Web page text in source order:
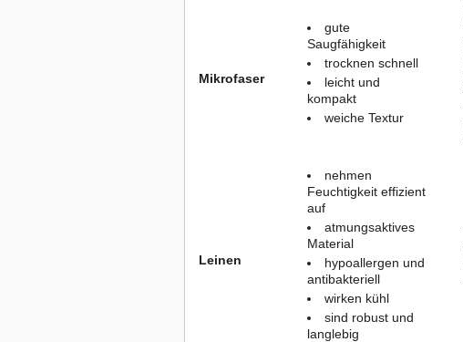
Mikrofaser
gute
Saugfähigkeit
trocknen schnell
leicht und
kompakt
weiche Textur
Leinen
nehmen
Feuchtigkeit effizient
auf
atmungsaktives
Material
hypoallergen und
antibakteriell
wirken kühl
sind robust und
langlebig